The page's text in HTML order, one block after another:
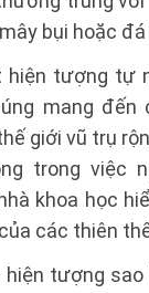
bụi hoặc
hiện tượng tự
mang đến
giới vũ trụ
trong việc
khoa học
các thiên
tượng sao